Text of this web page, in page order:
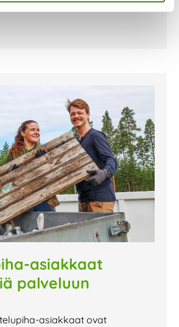
asiakkaat
palveluun
asiakkaat ovat